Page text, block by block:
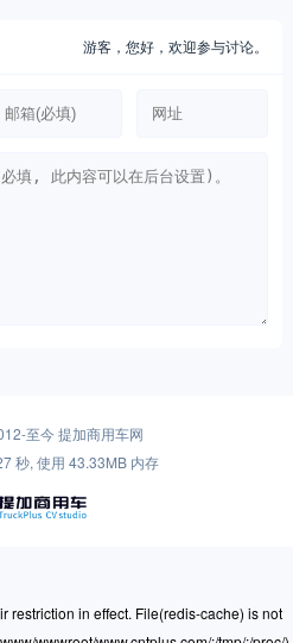
游客，您好，欢迎参与讨论。
至今提加商用车网
秒, 使用 43.33MB 内存
restriction in effect. File(redis-cache) is not